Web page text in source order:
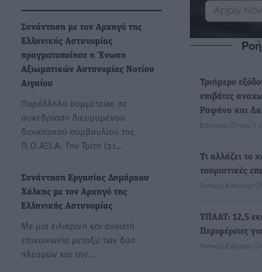
Συνάντηση με τον Αρχηγό της
Ελληνικής Αστυνομίας
πραγματοποίησε η Ένωση
Αξιωματικών Αστυνομίας Νοτίου
Αιγαίου
Παράλληλα συμμετείχε σε
συνεδρίαση διευρυμένου
διοικητικού συμβουλίου της
Π.Ο.ΑΞΙ.Α. Την Τρίτη (21…
Συνάντηση Εργασίας Δημάρχου
Χάλκης με τον Αρχηγό της
Ελληνικής Αστυνομίας
Με μια ειλικρινή και ανοιχτή
επικοινωνία μεταξύ των δύο
πλευρών και την…
Τριήμερο
επιβάτες
Ραφήνα και
Ειδήσεις πριν 7
Τι αλλάζει το
τουριστικές
Τοπικές Ειδήσεις
ΥΠΑΑΤ: 12,5
Περιφέρειες
Τοπικές Ειδήσεις